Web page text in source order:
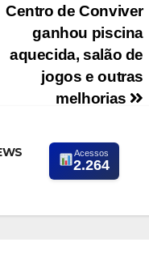
Centro de Conviver
ganhou piscina
aquecida, salão de
jogos e outras
melhorias
Acessos
2.264